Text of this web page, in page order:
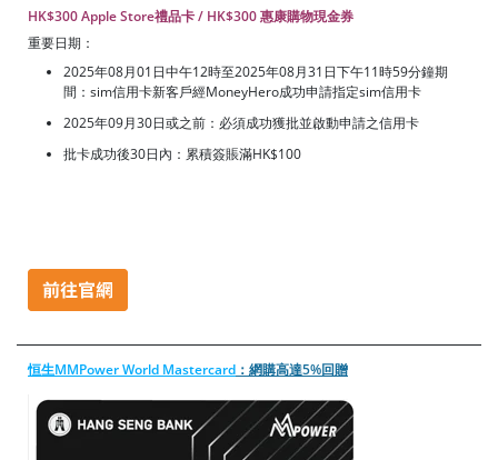
HK$300 Apple Store禮品卡 / HK$300 惠康購物現金券
重要日期：
2025年08月01日中午12時至2025年08月31日下午11時59分鐘期
間：sim信用卡新客戶經MoneyHero成功申請指定sim信用卡
2025年09月30日或之前：必須成功獲批並啟動申請之信用卡
批卡成功後30日內：累積簽賬滿HK$100
恒生MMPower World Mastercard ：網購高達5%回贈